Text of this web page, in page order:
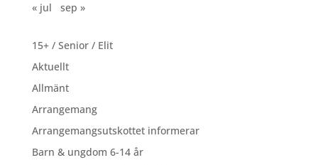
« jul
sep »
15+ / Senior / Elit
Aktuellt
Allmänt
Arrangemang
Arrangemangsutskottet informerar
Barn & ungdom 6-14 år